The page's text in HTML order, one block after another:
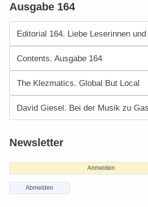
Ausgabe 164
Editorial 164. Liebe Leserinnen und
Contents. Ausgabe 164
The Klezmatics. Global But Local
David Giesel. Bei der Musik zu
Newsletter
Anmelden
Abmelden